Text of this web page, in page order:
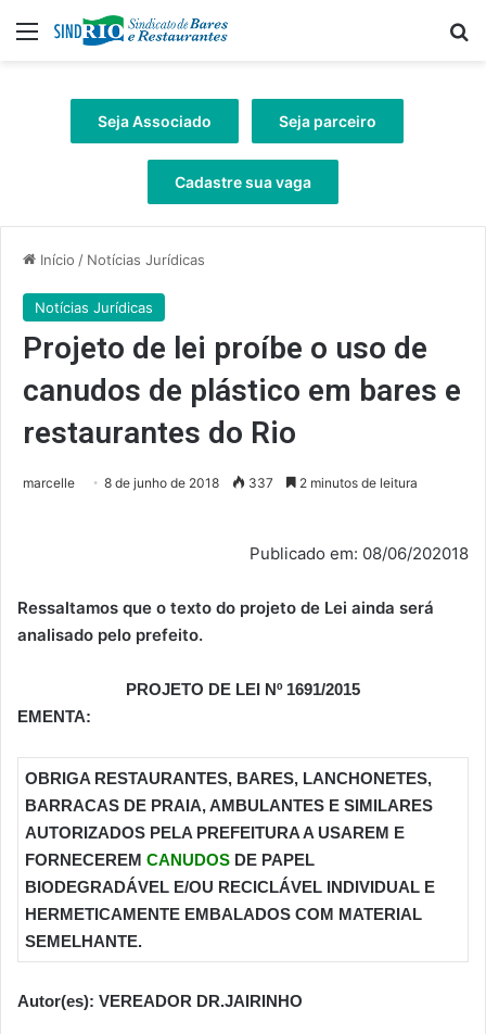
Menu
Seja Associado Seja parceiro
Cadastre sua vaga
Início / Notícias Jurídicas
Notícias Jurídicas
Projeto de lei proíbe o uso de
canudos de plástico em bares e
restaurantes do Rio
marcelle 8 de junho de 2018 337 2 minutos de leitura
Publicado em: 08/06/202018
Ressaltamos que o texto do projeto de Lei ainda será
analisado pelo prefeito.
PROJETO DE LEI Nº 1691/2015
EMENTA:
OBRIGA RESTAURANTES, BARES, LANCHONETES,
BARRACAS DE PRAIA, AMBULANTES E SIMILARES
AUTORIZADOS PELA PREFEITURA A USAREM E
FORNECEREM CANUDOS DE PAPEL
BIODEGRADÁVEL E/OU RECICLÁVEL INDIVIDUAL E
HERMETICAMENTE EMBALADOS COM MATERIAL
SEMELHANTE.
Autor(es): VEREADOR DR.JAIRINHO